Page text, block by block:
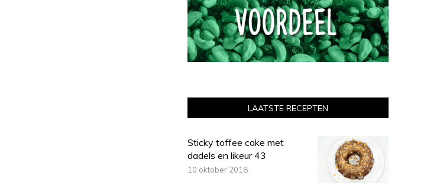
LAATSTE RECEPTEN
Sticky toffee cake met
dadels en likeur 43
10 oktober 2018